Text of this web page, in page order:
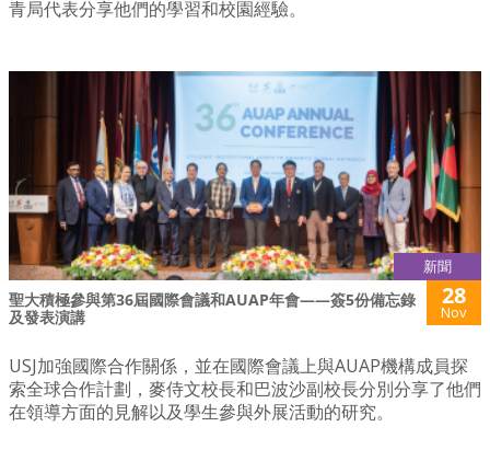
青局代表分享他們的學習和校園經驗。
新聞
聖大積極參與第36屆國際會議和AUAP年會——簽5份備忘錄
及發表演講
28
Nov
USJ加強國際合作關係，並在國際會議上與AUAP機構成員探
索全球合作計劃，麥侍文校長和巴波沙副校長分別分享了他們
在領導方面的見解以及學生參與外展活動的研究。